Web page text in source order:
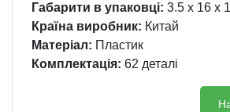
Габарити в упаковці: 3.5 x 16 x
Країна виробник: Китай
Матеріал: Пластик
Комплектація: 62 деталі